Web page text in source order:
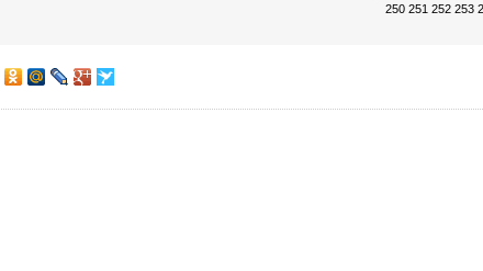
250 251 252 253